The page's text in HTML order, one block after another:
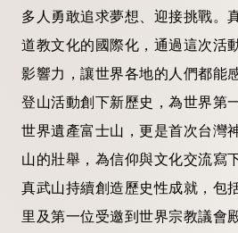
多人勇敢追求夢想、迎接挑戰。
道教文化的國際化，通過這次活
影響力，讓世界各地的人們都能
登山活動創下新歷史，為世界第
世界遺產富士山，更是首次台灣
山的壯舉，為信仰與文化交流寫
真武山持續創造歷史性成就，包
里及第一位受邀到世界宗教議會